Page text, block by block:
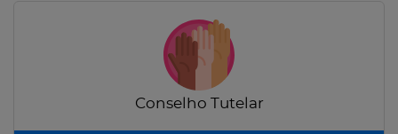
Conselho Tutelar